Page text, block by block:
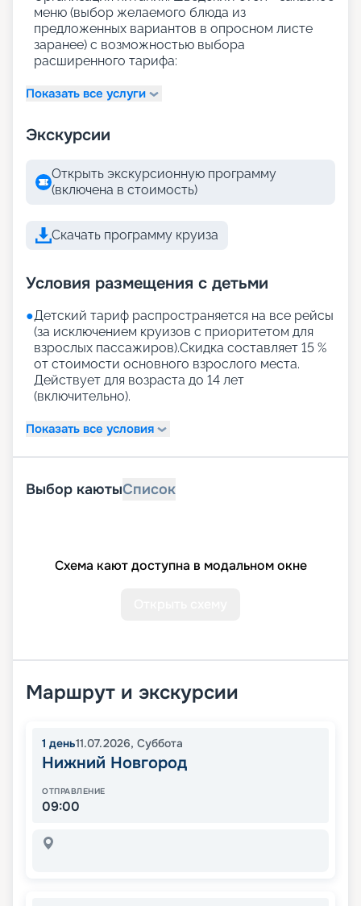
меню (выбор желаемого блюда из
предложенных вариантов в опросном листе
заранее) с возможностью выбора
расширенного тарифа:
Показать все услуги
Экскурсии
Открыть экскурсионную программу
(включена в стоимость)
Скачать программу круиза
Условия размещения с детьми
●Детский тариф распространяется на все рейсы
(за исключением круизов с приоритетом для
взрослых пассажиров).Скидка составляет 15 %
от стоимости основного взрослого места.
Действует для возраста до 14 лет
(включительно).
Показать все условия
Выбор каютыСписок
Схема кают доступна в модальном окне
Маршрут и экскурсии
1 день11.07.2026, Суббота
Нижний Новгород
ОТПРАВЛЕНИЕ
09:00